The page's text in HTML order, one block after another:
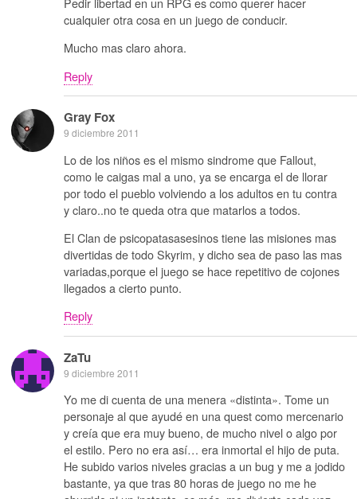
cualquier otra cosa en un juego de conducir.
Mucho mas claro ahora.
Reply
Gray Fox
9 diciembre 2011
Lo de los niños es el mismo sindrome que Fallout,
como le caigas mal a uno, ya se encarga el de llorar
por todo el pueblo volviendo a los adultos en tu contra
y claro..no te queda otra que matarlos a todos.
El Clan de psicopatasasesinos tiene las misiones mas
divertidas de todo Skyrim, y dicho sea de paso las mas
variadas,porque el juego se hace repetitivo de cojones
llegados a cierto punto.
Reply
ZaTu
9 diciembre 2011
Yo me di cuenta de una menera «distinta». Tome un
personaje al que ayudé en una quest como mercenario
y creía que era muy bueno, de mucho nivel o algo por
el estilo. Pero no era así… era inmortal el hijo de puta.
He subido varios niveles gracias a un bug y me a jodido
bastante, ya que tras 80 horas de juego no me he